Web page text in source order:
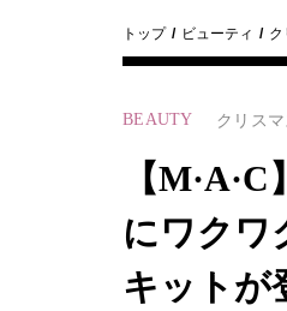
トップ ビューティ
BEAUTY クリス
【
にワクワ
キットが